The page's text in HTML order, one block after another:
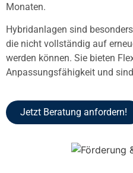
Monaten.
Hybridanlagen sind
die nicht vollständig auf
werden können. Sie bieten
Anpassungsfähigkeit und
Jetzt Beratung anfordern!